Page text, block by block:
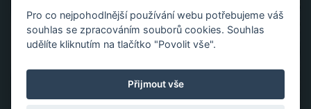
Pro co nejpohodlnější používání webu potřebujeme váš
souhlas se zpracováním souborů cookies. Souhlas
udělíte kliknutím na tlačítko "Povolit vše".
Přijmout vše